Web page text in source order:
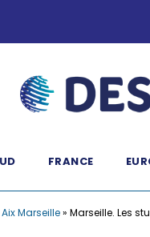
FRANCE
Aix Marseille» Marseille. Les